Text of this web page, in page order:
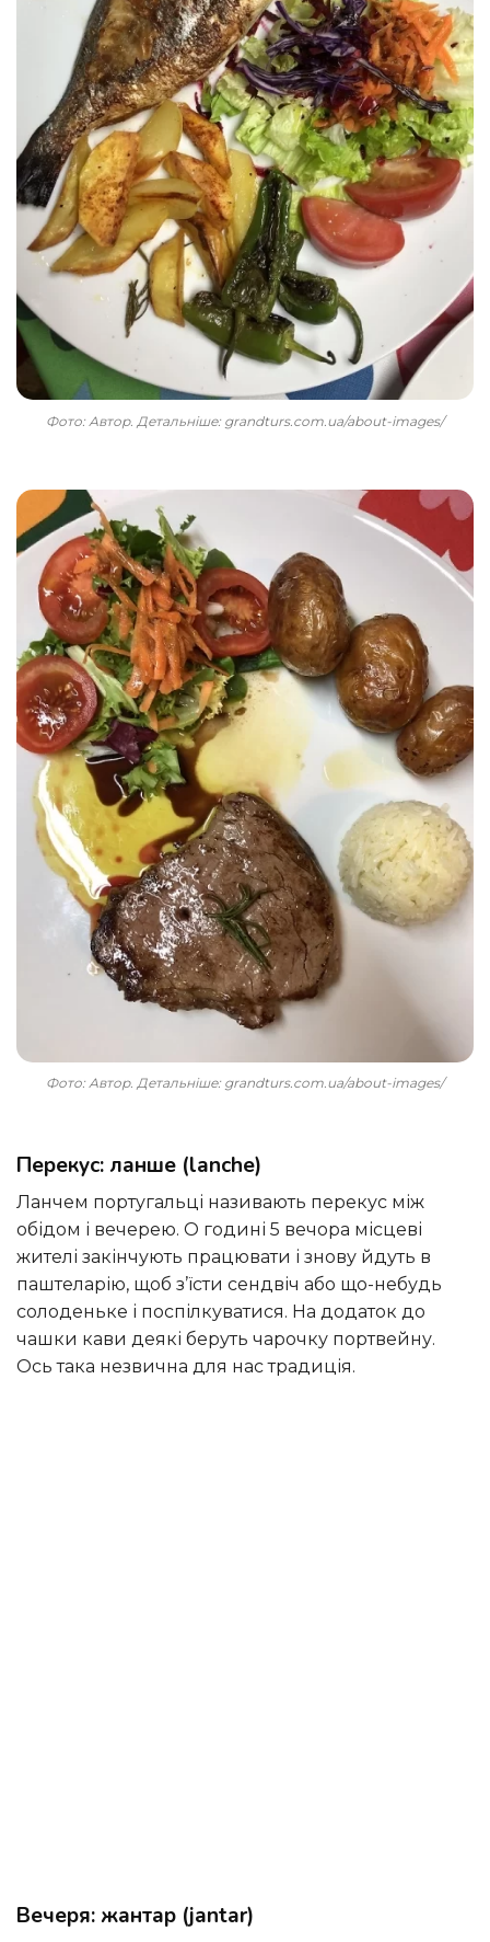
Фото: Автор. Детальніше: grandturs.com.ua/about-images/
Фото: Автор. Детальніше: grandturs.com.ua/about-images/
Перекус: ланше (lanche)
Ланчем португальці називають перекус між
обідом і вечерею. О годині 5 вечора місцеві
жителі закінчують працювати і знову йдуть в
паштеларію, щоб з’їсти сендвіч або що-небудь
солоденьке і поспілкуватися. На додаток до
чашки кави деякі беруть чарочку портвейну.
Ось така незвична для нас традиція.
Вечеря: жантар (jantar)